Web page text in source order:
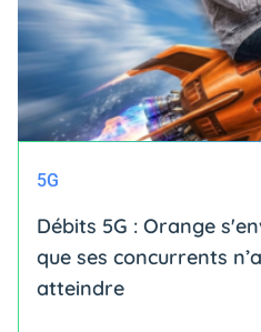
5G
Débits 5G : Orange
que ses concurrents
atteindre